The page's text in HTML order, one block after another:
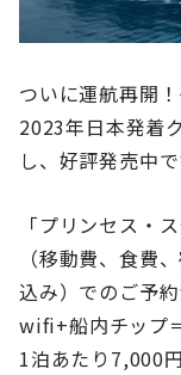
ついに運航再開
2023年日本発着
し、好評発売中で
「プリンセス・
（移動費、食費
込み）でのご予約
wifi+船内チップ
1泊あたり7,000